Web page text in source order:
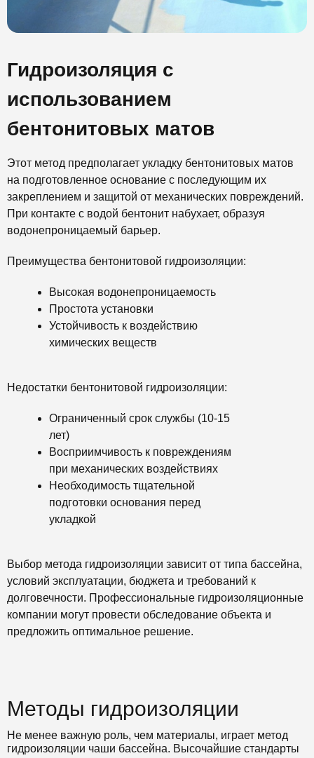
Гидроизоляция с
использованием
бентонитовых матов
Этот метод предполагает укладку бентонитовых матов
на подготовленное основание с последующим их
закреплением и защитой от механических повреждений.
При контакте с водой бентонит набухает, образуя
водонепроницаемый барьер.
Преимущества бентонитовой гидроизоляции:
Высокая водонепроницаемость
Простота установки
Устойчивость к воздействию
химических веществ
Недостатки бентонитовой гидроизоляции:
Ограниченный срок службы (10-15
лет)
Восприимчивость к повреждениям
при механических воздействиях
Необходимость тщательной
подготовки основания перед
укладкой
Выбор метода гидроизоляции зависит от типа бассейна,
условий эксплуатации, бюджета и требований к
долговечности. Профессиональные гидроизоляционные
компании могут провести обследование объекта и
предложить оптимальное решение.
Методы гидроизоляции
Не менее важную роль, чем материалы, играет метод
гидроизоляции чаши бассейна. Высочайшие стандарты